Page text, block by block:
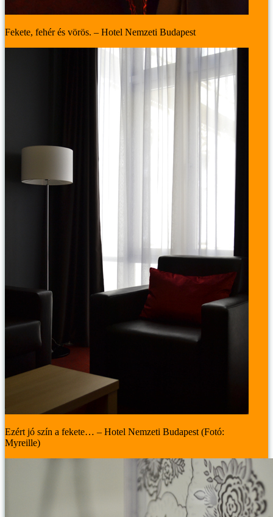
Fekete, fehér és vörös. – Hotel Nemzeti Budapest
Ezért jó szín a fekete… – Hotel Nemzeti Budapest (Fotó:
Myreille)